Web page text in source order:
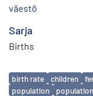
väestö
Sarja
Births
Avainsanat
birth rate children
population